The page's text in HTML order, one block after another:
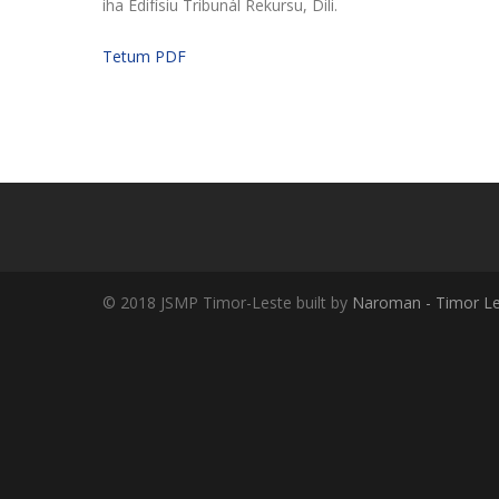
iha Edifísiu Tribunál Rekursu, Dili.
Tetum PDF
© 2018 JSMP Timor-Leste built by Naroman - Timor